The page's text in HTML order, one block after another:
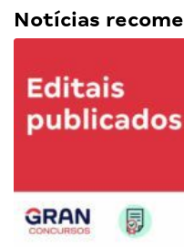
Notícias